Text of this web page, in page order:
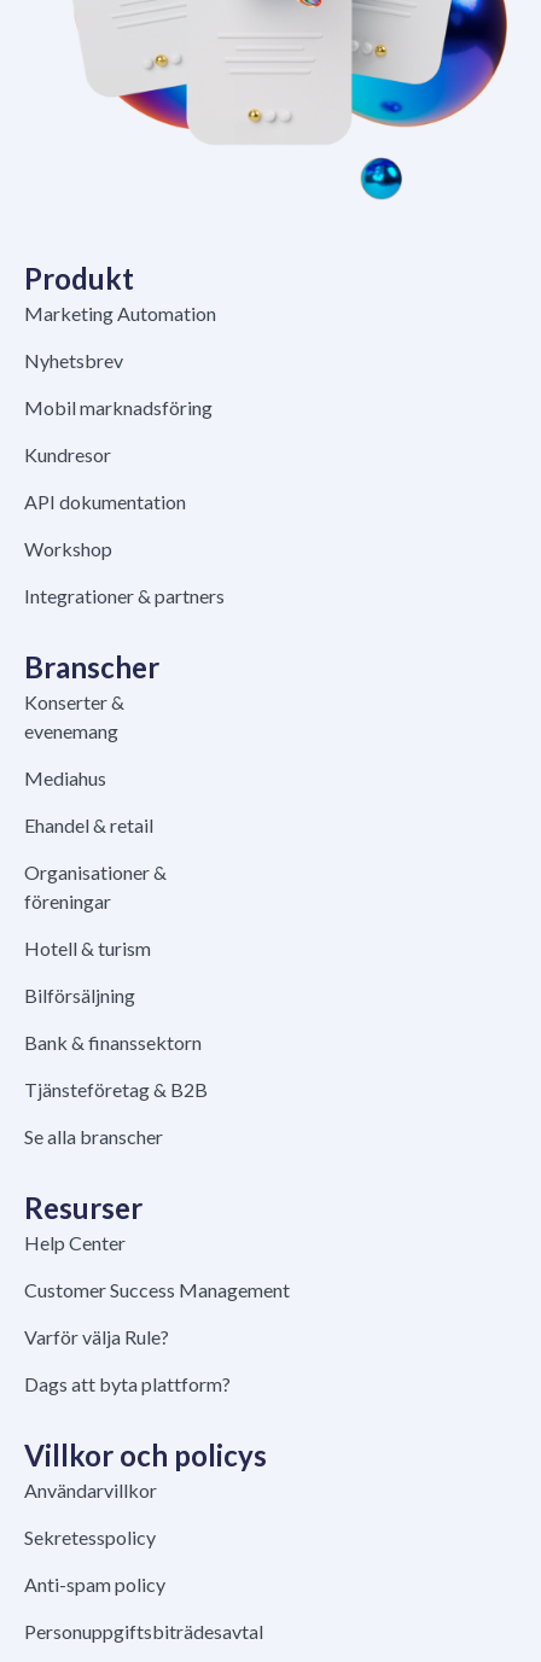
Produkt
Marketing Automation
Nyhetsbrev
Mobil marknadsföring
Kundresor
API dokumentation
Workshop
Integrationer & partners
Branscher
Konserter &
evenemang
Mediahus
Ehandel & retail
Organisationer &
föreningar
Hotell & turism
Bilförsäljning
Bank & finanssektorn
Tjänsteföretag & B2B
Se alla branscher
Resurser
Help Center
Customer Success Management
Varför välja Rule?
Dags att byta plattform?
Villkor och policys
Användarvillkor
Sekretesspolicy
Anti-spam policy
Personuppgiftsbiträdesavtal